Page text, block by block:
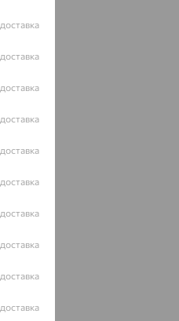
доставка
доставка
доставка
доставка
доставка
доставка
доставка
доставка
доставка
доставка